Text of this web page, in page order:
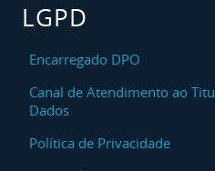
LGPD
Encarregado DPO
Canal de Atendimento ao
Dados
Política de Privacidade